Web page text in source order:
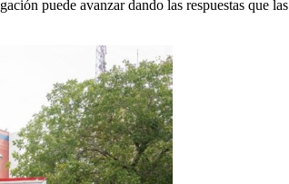
puede avanzar dando las respuestas que las